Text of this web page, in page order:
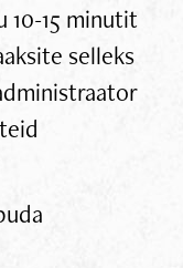
10-15 minutit
selleks